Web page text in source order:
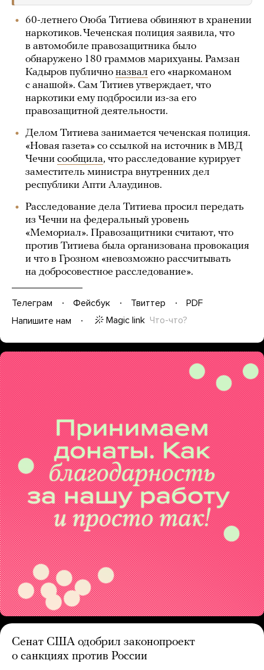
60-летнего Оюба Титиева обвиняют в хранении
наркотиков. Чеченская полиция заявила, что
в автомобиле правозащитника было
обнаружено 180 граммов марихуаны. Рамзан
Кадыров публично назвал его «наркоманом
с анашой». Сам Титиев утверждает, что
наркотики ему подбросили из-за его
правозащитной деятельности.
Делом Титиева занимается чеченская полиция.
«Новая газета» со ссылкой на источник в МВД
Чечни сообщила, что расследование курирует
заместитель министра внутренних дел
республики Апти Алаудинов.
Расследование дела Титиева просил передать
из Чечни на федеральный уровень
«Мемориал». Правозащитники считают, что
против Титиева была организована провокация
и что в Грозном «невозможно рассчитывать
на добросовестное расследование».
Телеграм Фейсбук Твиттер
PDF
Напишите нам
Magic link Что-что?
Сенат США одобрил законопроект
о санкциях против России